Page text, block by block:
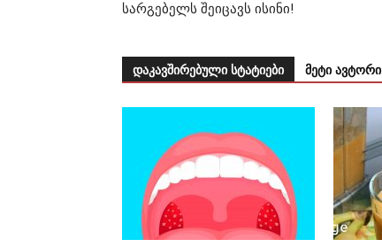
სარგებელს შეიცავს ისინი!
დაკავშირებული სტატიები მეტი ავტორი